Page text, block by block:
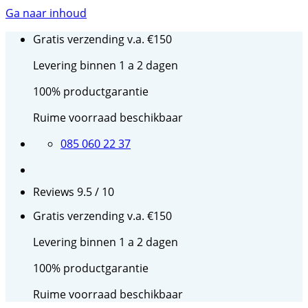
Ga naar inhoud
Gratis verzending v.a. €150
Levering binnen 1 a 2 dagen
100% productgarantie
Ruime voorraad beschikbaar
085 060 22 37
Reviews 9.5 / 10
Gratis verzending v.a. €150
Levering binnen 1 a 2 dagen
100% productgarantie
Ruime voorraad beschikbaar